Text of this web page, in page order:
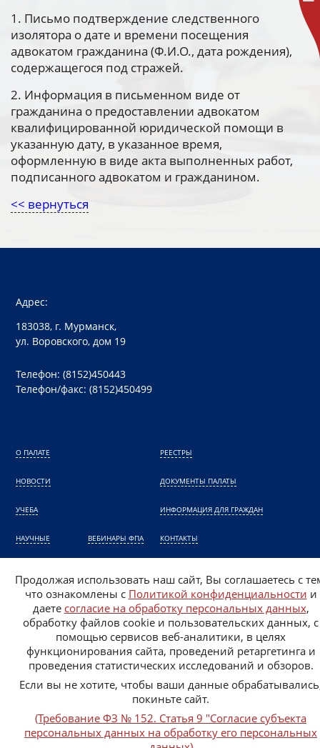
1. Письмо подтверждение следственного
изолятора о дате и времени посещения
адвокатом гражданина (Ф.И.О., дата рождения),
содержащегося под стражей.
2. Информация в письменном виде от
гражданина о предоставлении адвокатом
квалифицированной юридической помощи в
указанную дату, в указанное время,
оформленную в виде акта выполненных работ,
подписанного адвокатом и гражданином.
<< вернуться
Адрес:
183038, г. Мурманск,
ул. Воровского, дом 19
Телефон: (8152)450443
Телефон/факс: (8152)450499
О ПАЛАТЕ
НОВОСТИ
УЧЕБА
НАУЧНЫЕ ВЕБИНАРЫ ФПА
РЕЕСТРЫ
ДОКУМЕНТЫ ПАЛАТЫ
ИНФОРМАЦИЯ ДЛЯ ГРАЖДАН
КОНТАКТЫ
Политика конфиденциальности
Согласие на обработку персональных данных
©2026
Продолжая использовать наш сайт, Вы соглашаетесь с
что ознакомлены с Политикой конфиденциальности и
даете согласие на обработку персональных данных,
обработку файлов cookie и пользовательских данных, с
помощью сервисов веб-аналитики, в целях
функционирования сайта, проведений ретаргетинга и
проведения статистических исследований и обзоров.
Если вы не хотите, чтобы ваши данные
покиньте сайт.
(Требование ФЗ № 152. Статья 9 "Согласие субъекта
персональных данных на обработку его персональных